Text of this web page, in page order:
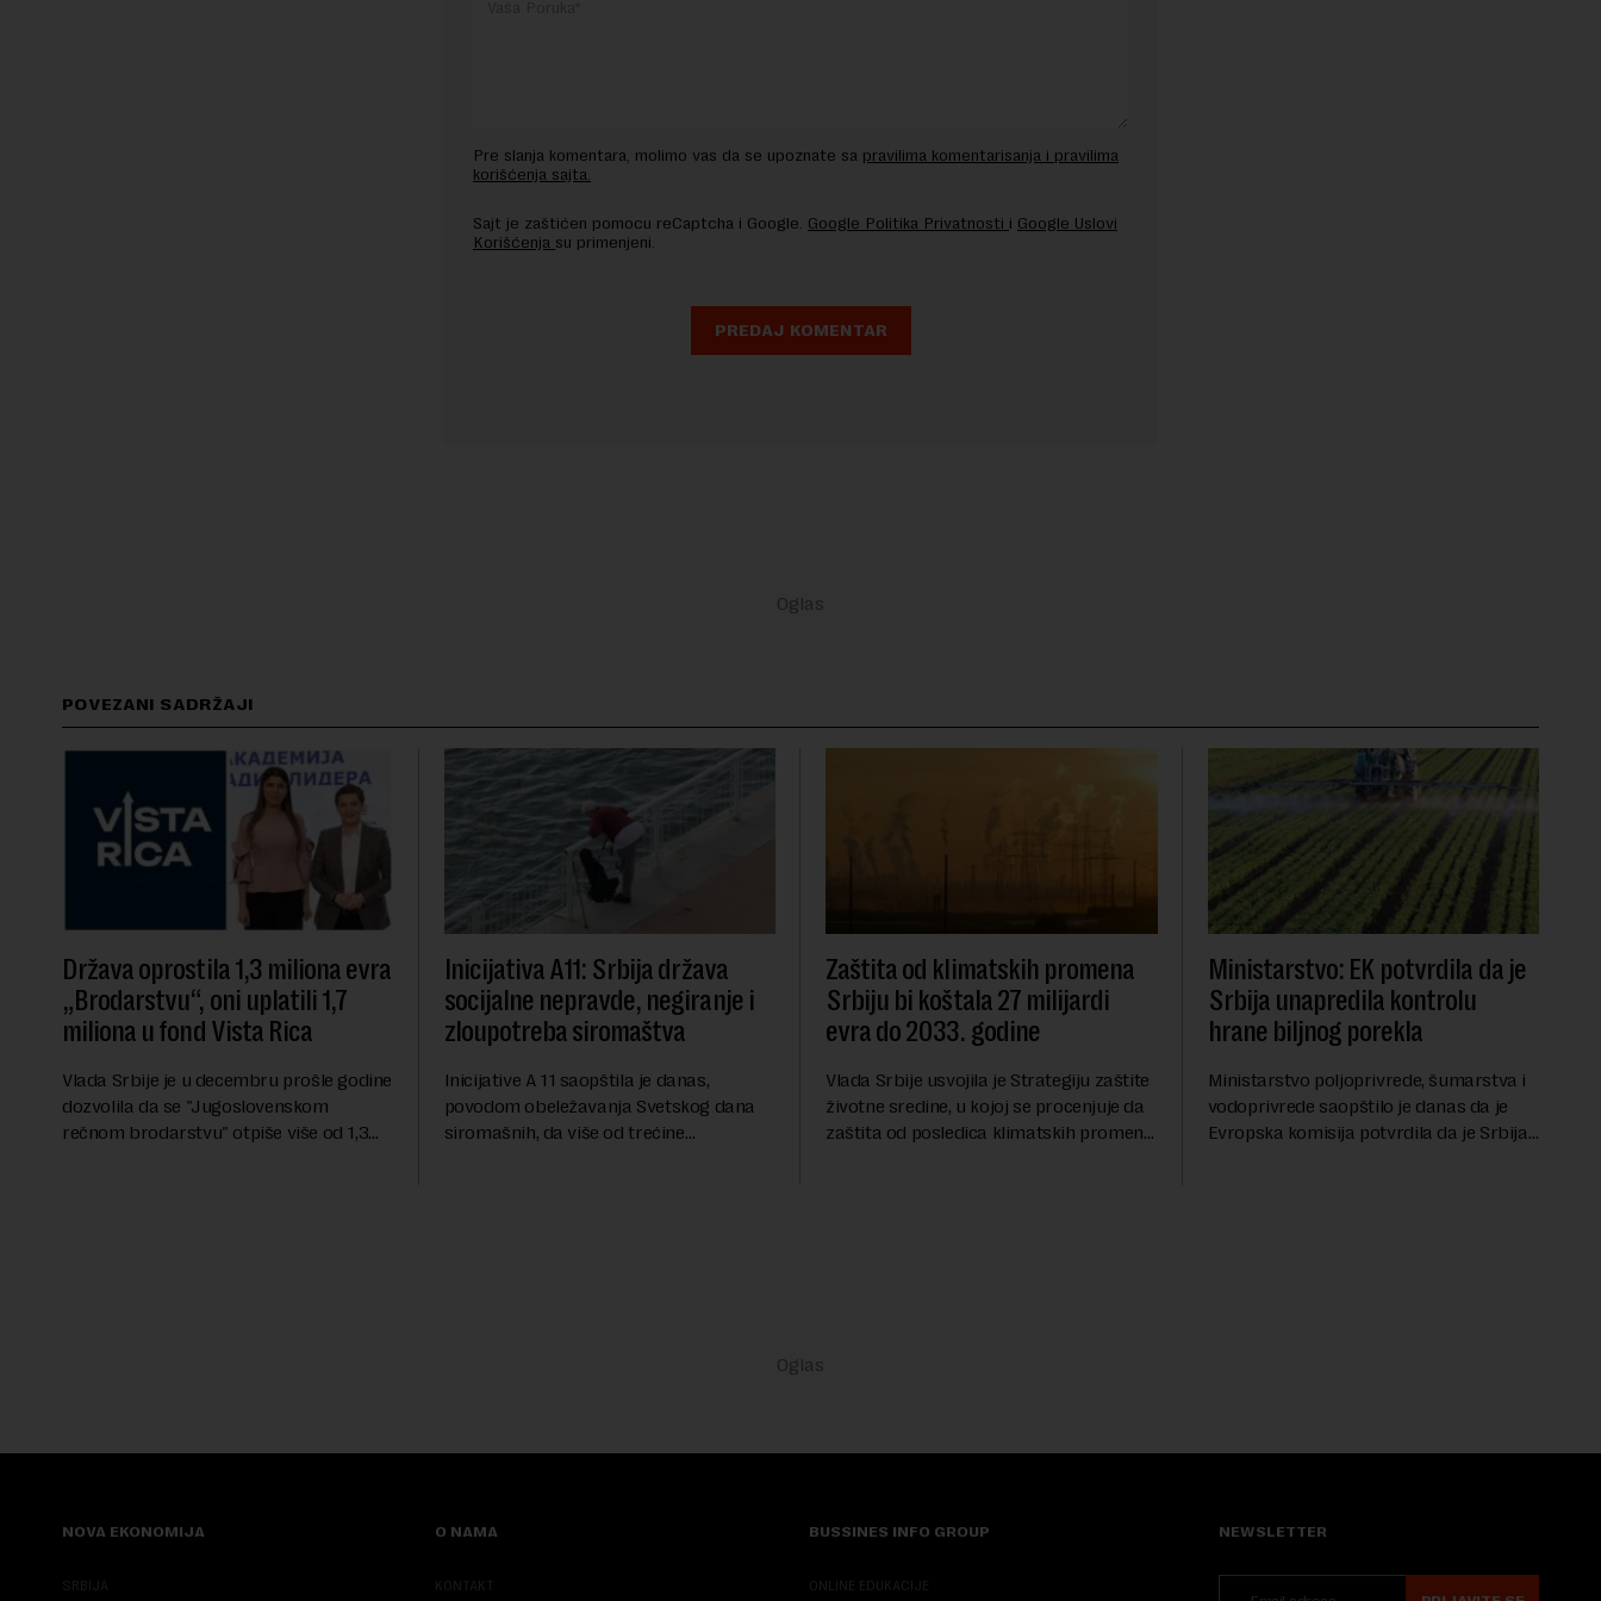
Pre slanja komentara, molimo vas da se upoznate sa pravilima komentarisanja i pravilima
korišćenja sajta.
Sajt je zaštićen pomocu reCaptcha i Google. Google Politika Privatnosti i Google Uslovi
Korišćenja su primenjeni.
POVEZANI SADRŽAJI
Država oprostila 1,3 miliona evra
„Brodarstvu“, oni uplatili 1,7
miliona u fond Vista Rica
Vlada Srbije je u decembru prošle godine
dozvolila da se "Jugoslovenskom
rečnom brodarstvu" otpiše više od 1,3
Inicijativa A11: Srbija država
socijalne nepravde, negiranje i
zloupotreba siromaštva
Inicijative A 11 saopštila je danas,
povodom obeležavanja Svetskog dana
siromašnih, da više od trećine
Zaštita od klimatskih promena
Srbiju bi koštala 27 milijardi
evra do 2033. godine
Vlada Srbije usvojila je Strategiju zaštite
životne sredine, u kojoj se procenjuje da
zaštita od posledica klimatskih promena,
Ministarstvo: EK potvrdila da je
Srbija unapredila kontrolu
hrane biljnog porekla
Ministarstvo poljoprivrede, šumarstva i
vodoprivrede saopštilo je danas da je
Evropska komisija potvrdila da je Srbija
NOVA EKONOMIJA
SRBIJA
O NAMA
KONTAKT
BUSSINES INFO GROUP
ONLINE EDUKACIJE
NEWSLETTER